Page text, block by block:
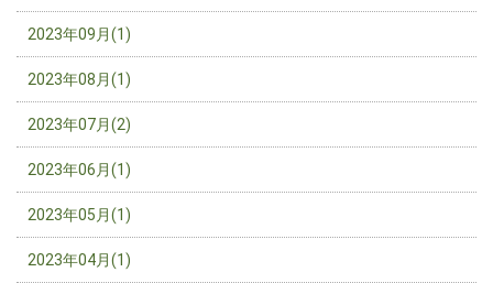
2023年09月(1)
2023年08月(1)
2023年07月(2)
2023年06月(1)
2023年05月(1)
2023年04月(1)